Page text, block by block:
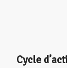
Cycle